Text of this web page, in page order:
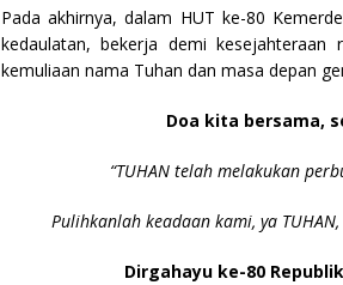
Pada akhirnya, dalam HUT ke-80
kedaulatan, bekerja demi
kemuliaan nama Tuhan dan masa depan
Doa kita bersama,
“TUHAN telah melakukan
Pulihkanlah keadaan kami, ya
Dirgahayu ke-80